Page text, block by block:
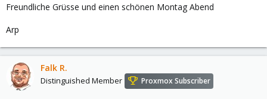
Freundliche Grüsse und einen schönen Montag Abend
Arp
Falk R.
Distinguished Member Proxmox Subscriber